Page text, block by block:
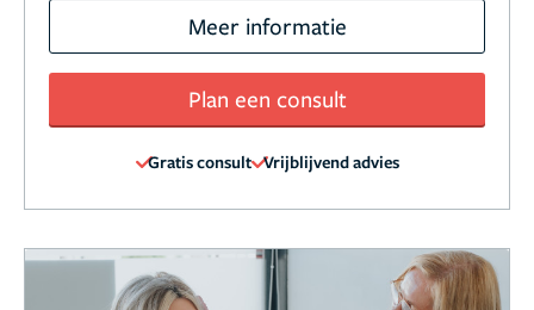
Meer informatie
Plan een consult
Gratis consult Vrijblijvend advies